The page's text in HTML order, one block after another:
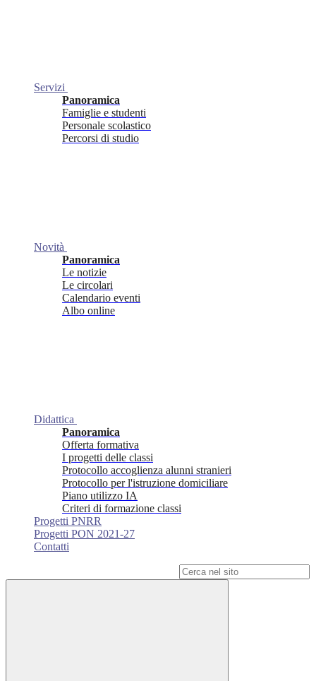
Servizi
Panoramica
Famiglie e studenti
Personale scolastico
Percorsi di studio
Novità
Panoramica
Le notizie
Le circolari
Calendario eventi
Albo online
Didattica
Panoramica
Offerta formativa
I progetti delle classi
Protocollo accoglienza alunni stranieri
Protocollo per l'istruzione domiciliare
Piano utilizzo IA
Criteri di formazione classi
Progetti PNRR
Progetti PON 2021-27
Contatti